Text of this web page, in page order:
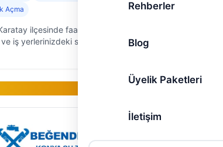
Rehberler
Blog
Üyelik Paketleri
İletişim
Açma
ilçesinde faaliyet gösteren Ecrin
iş yerlerinizdeki sıhhi tesisat sorunlarına